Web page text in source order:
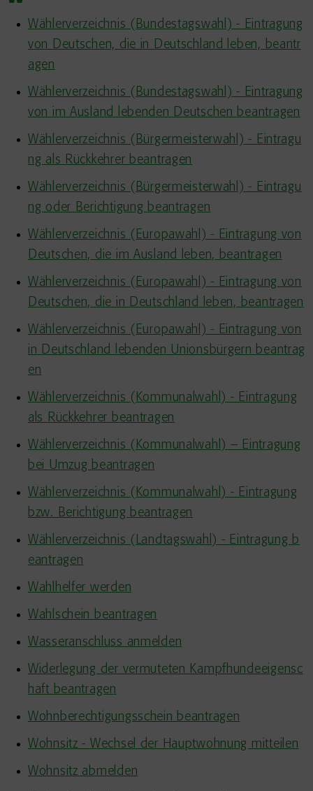
Wählerverzeichnis (Bundestagswahl) - Eintragung
von Deutschen, die in Deutschland leben, beantr
agen
Wählerverzeichnis (Bundestagswahl) - Eintragung
von im Ausland lebenden Deutschen beantragen
Wählerverzeichnis (Bürgermeisterwahl) - Eintragu
ng als Rückkehrer beantragen
Wählerverzeichnis (Bürgermeisterwahl) - Eintragu
ng oder Berichtigung beantragen
Wählerverzeichnis (Europawahl) - Eintragung von
Deutschen, die im Ausland leben, beantragen
Wählerverzeichnis (Europawahl) - Eintragung von
Deutschen, die in Deutschland leben, beantragen
Wählerverzeichnis (Europawahl) - Eintragung von
in Deutschland lebenden Unionsbürgern beantrag
en
Wählerverzeichnis (Kommunalwahl) - Eintragung
als Rückkehrer beantragen
Wählerverzeichnis (Kommunalwahl) – Eintragung
bei Umzug beantragen
Wählerverzeichnis (Kommunalwahl) - Eintragung
bzw. Berichtigung beantragen
Wählerverzeichnis (Landtagswahl) - Eintragung b
eantragen
Wahlhelfer werden
Wahlschein beantragen
Wasseranschluss anmelden
Widerlegung der vermuteten Kampfhundeeigensc
haft beantragen
Wohnberechtigungsschein beantragen
Wohnsitz - Wechsel der Hauptwohnung mitteilen
Wohnsitz abmelden